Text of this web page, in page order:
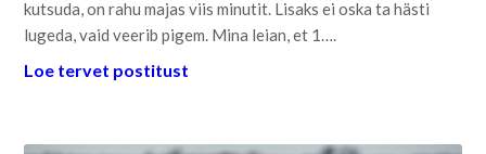
kutsuda, on rahu majas viis minutit. Lisaks ei oska ta hästi
lugeda, vaid veerib pigem. Mina leian, et 1….
Loe tervet postitust